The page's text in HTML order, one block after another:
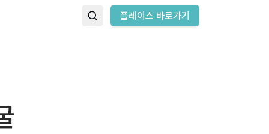
플레이스 바로가기